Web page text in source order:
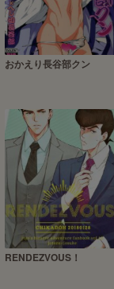
おかえり長谷部クン
RENDEZVOUS！